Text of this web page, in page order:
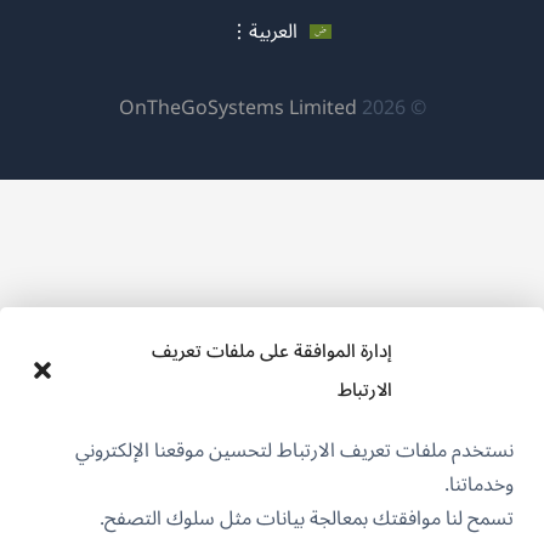
إدارة الموافقة على ملفات تعريف
الارتباط
نستخدم ملفات تعريف الارتباط لتحسين موقعنا الإلكتروني
وخدماتنا.
تسمح لنا موافقتك بمعالجة بيانات مثل سلوك التصفح.
© 2026
OnTheGoSystems Limited
نافذة
العربية
جديدة)جديدة)